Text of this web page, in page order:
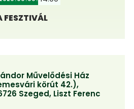
FESZTIVÁL
Művelődési Ház
körút 42.),
Szeged, Liszt Ferenc